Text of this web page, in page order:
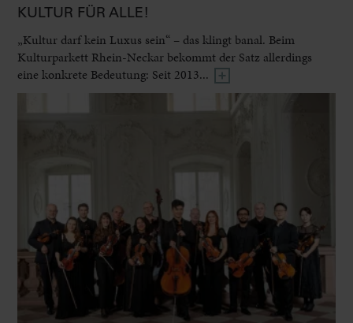
KULTUR FÜR ALLE!
„Kultur darf kein Luxus sein“ – das klingt banal. Beim
Kulturparkett Rhein-Neckar bekommt der Satz allerdings
eine konkrete Bedeutung: Seit 2013...